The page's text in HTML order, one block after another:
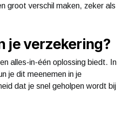
groot verschil maken, zeker als
je verzekering?
alles-in-één oplossing biedt. In
je dit meenemen in je
dat je snel geholpen wordt bij